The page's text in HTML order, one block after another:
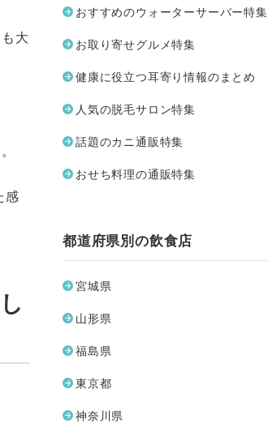
大
感
おすすめのウォーターサーバー特集
お取り寄せグルメ特集
健康に役立つ耳寄り情報のまとめ
人気の脱毛サロン特集
話題のカニ通販特集
おせち料理の通販特集
都道府県別の飲食店
宮城県
山形県
福島県
東京都
神奈川県